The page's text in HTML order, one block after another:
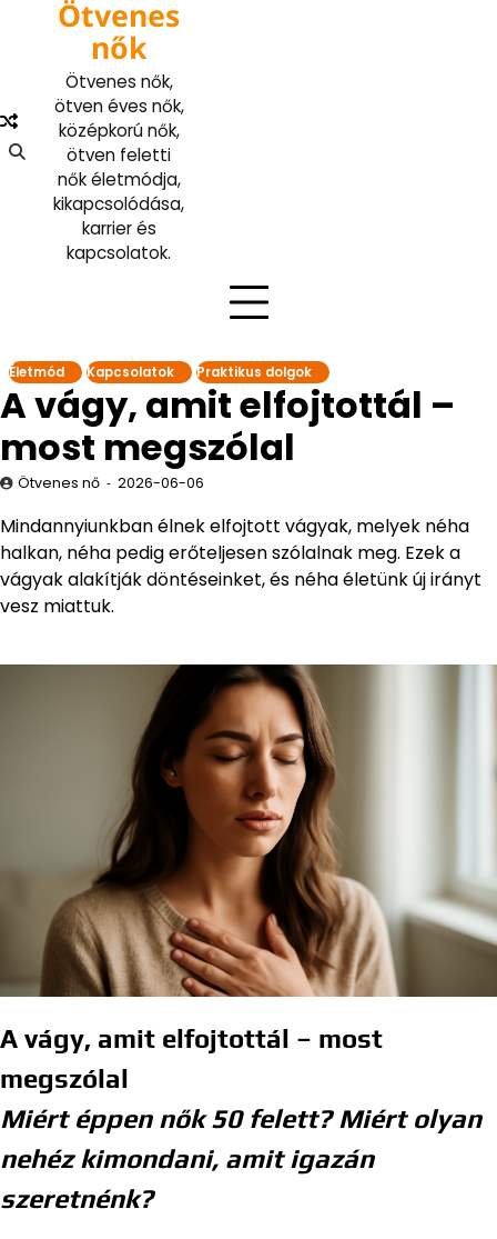
Ötvenes
nők
Ötvenes nők,
ötven éves nők,
középkorú nők,
ötven feletti
nők életmódja,
kikapcsolódása,
karrier és
kapcsolatok.
Életmód Kapcsolatok Praktikus dolgok
A vágy, amit elfojtottál –
most megszólal
Ötvenes nő 2026-06-06
Mindannyiunkban élnek elfojtott vágyak, melyek néha
halkan, néha pedig erőteljesen szólalnak meg. Ezek a
vágyak alakítják döntéseinket, és néha életünk új irányt
vesz miattuk.
A vágy, amit elfojtottál – most
megszólal
Miért éppen nők 50 felett? Miért olyan
nehéz kimondani, amit igazán
szeretnénk?